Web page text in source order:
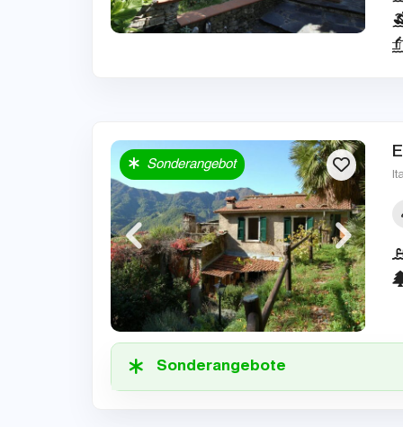
Sonderangebot
Sonderangebote